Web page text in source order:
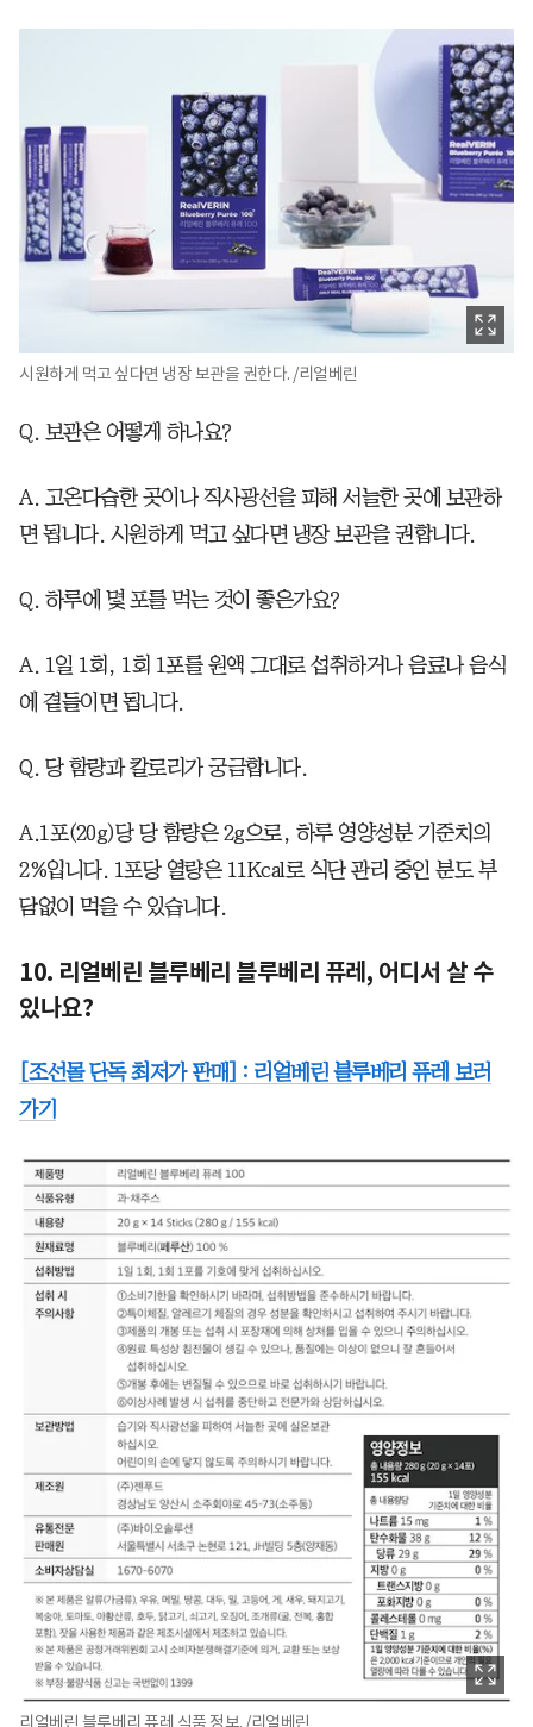
시원하게 먹고 싶다면 냉장 보관을 권한다. /리얼베린
Q. 보관은 어떻게 하나요?
A. 고온다습한 곳이나 직사광선을 피해 서늘한 곳에 보관하
면 됩니다. 시원하게 먹고 싶다면 냉장 보관을 권합니다.
Q. 하루에 몇 포를 먹는 것이 좋은가요?
A. 1일 1회, 1회 1포를 원액 그대로 섭취하거나 음료나 음식
에 곁들이면 됩니다.
Q. 당 함량과 칼로리가 궁금합니다.
A.1포(20g)당 당 함량은 2g으로, 하루 영양성분 기준치의
2%입니다. 1포당 열량은 11Kcal로 식단 관리 중인 분도 부
담없이 먹을 수 있습니다.
10. 리얼베린 블루베리 블루베리 퓨레, 어디서 살 수
있나요?
[조선몰 단독 최저가 판매] : 리얼베린 블루베리 퓨레 보러
가기